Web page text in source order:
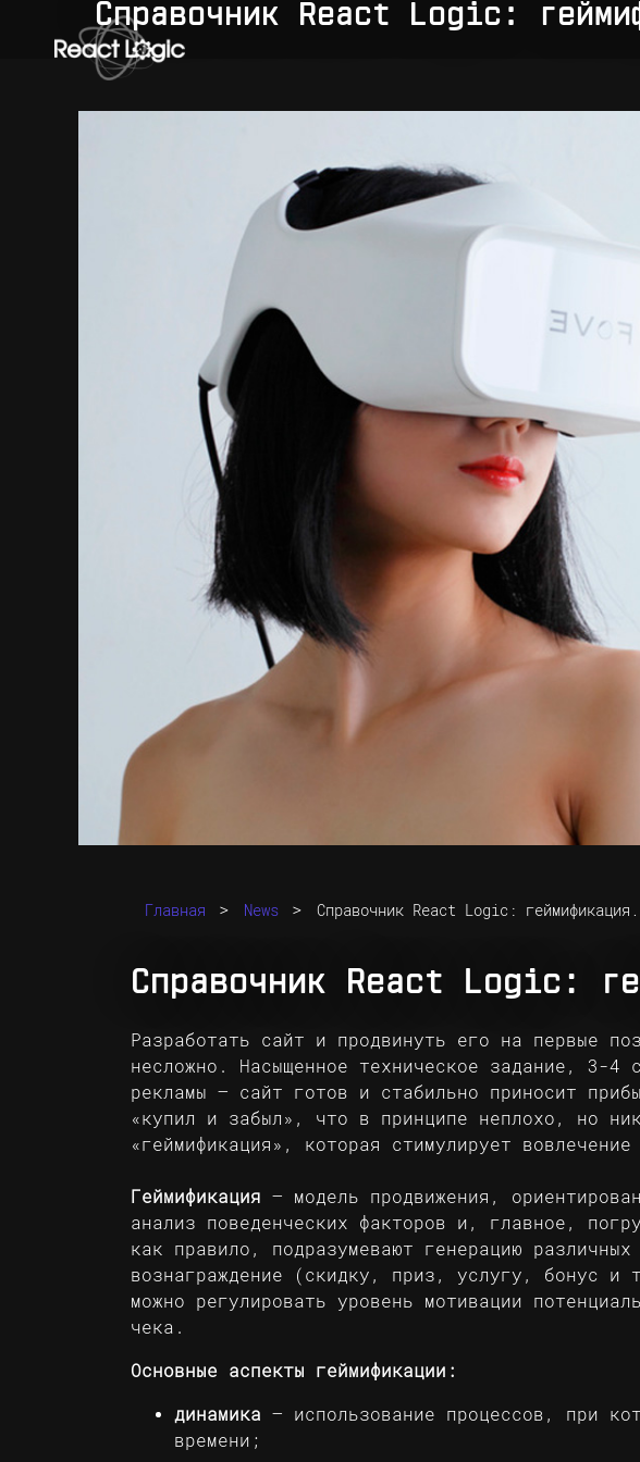
Skip to contentСправочник React Logic:
Главная > News > Справочник React Logic:
Справочник React Logic:
Разработать сайт и продвинуть его на первые
несложно. Насыщенное техническое задание, 3-4
рекламы – сайт готов и стабильно приносит
«купил и забыл», что в принципе неплохо, но
«геймификация», которая стимулирует вовлечение
Геймификация – модель продвижения,
анализ поведенческих факторов и, главное,
как правило, подразумевают генерацию
вознаграждение (скидку, приз, услугу, бонус и
можно регулировать уровень мотивации
чека.
Основные аспекты геймификации:
динамика – использование процессов, при
времени;